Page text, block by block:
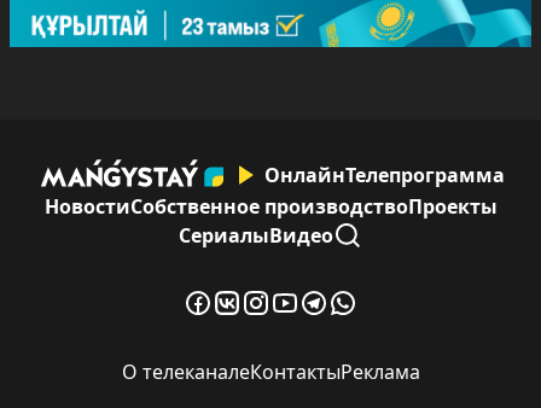
ОнлайнТелепрограмма
НовостиСобственное производствоПроекты
СериалыВидео
О телеканалеКонтактыРеклама